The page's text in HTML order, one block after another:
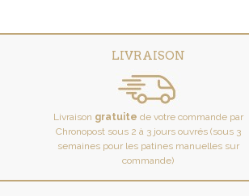
LIVRAISON
Livraison gratuite de votre commande par
Chronopost sous 2 à 3 jours ouvrés (sous 3
semaines pour les patines manuelles sur
commande)